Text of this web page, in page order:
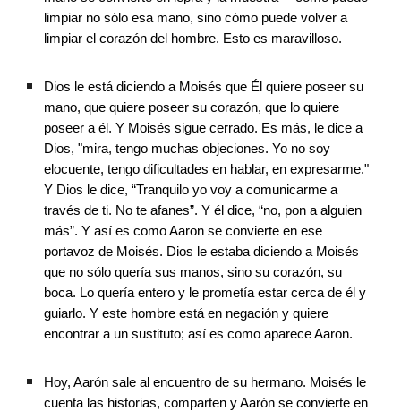
limpiar no sólo esa mano, sino cómo puede volver a
limpiar el corazón del hombre. Esto es maravilloso.
Dios le está diciendo a Moisés que Él quiere poseer su
mano, que quiere poseer su corazón, que lo quiere
poseer a él. Y Moisés sigue cerrado. Es más, le dice a
Dios, "mira, tengo muchas objeciones. Yo no soy
elocuente, tengo dificultades en hablar, en expresarme."
Y Dios le dice, “Tranquilo yo voy a comunicarme a
través de ti. No te afanes”. Y él dice, “no, pon a alguien
más”. Y así es como Aaron se convierte en ese
portavoz de Moisés. Dios le estaba diciendo a Moisés
que no sólo quería sus manos, sino su corazón, su
boca. Lo quería entero y le prometía estar cerca de él y
guiarlo. Y este hombre está en negación y quiere
encontrar a un sustituto; así es como aparece Aaron.
Hoy, Aarón sale al encuentro de su hermano. Moisés le
cuenta las historias, comparten y Aarón se convierte en